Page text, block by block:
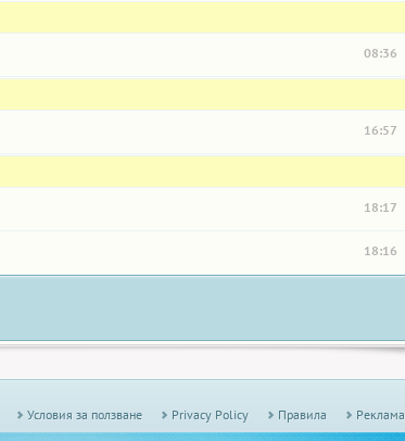
08:36
16:57
18:17
18:16
Условия за ползване Privacy Policy Правила Реклама